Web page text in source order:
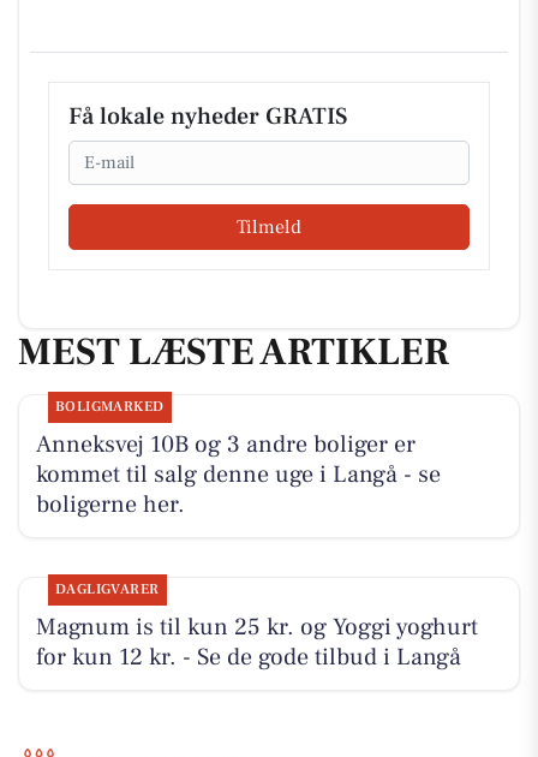
Få lokale nyheder GRATIS
Email
Tilmeld
MEST LÆSTE ARTIKLER
BOLIGMARKED
Anneksvej 10B og 3 andre boliger er
kommet til salg denne uge i Langå - se
boligerne her.
DAGLIGVARER
Magnum is til kun 25 kr. og Yoggi yoghurt
for kun 12 kr. - Se de gode tilbud i Langå